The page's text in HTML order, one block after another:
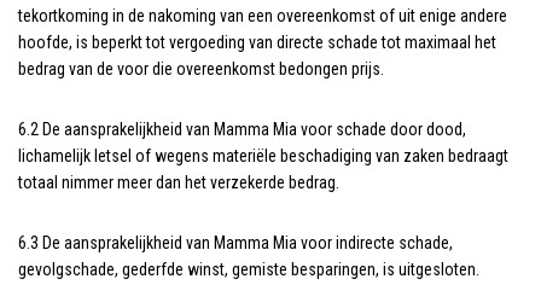
tekortkoming in de nakoming van een overeenkomst of uit enige andere
hoofde, is beperkt tot vergoeding van directe schade tot maximaal het
bedrag van de voor die overeenkomst bedongen prijs.
6.2 De aansprakelijkheid van Mamma Mia voor schade door dood,
lichamelijk letsel of wegens materiële beschadiging van zaken bedraagt
totaal nimmer meer dan het verzekerde bedrag.
6.3 De aansprakelijkheid van Mamma Mia voor indirecte schade,
gevolgschade, gederfde winst, gemiste besparingen, is uitgesloten.